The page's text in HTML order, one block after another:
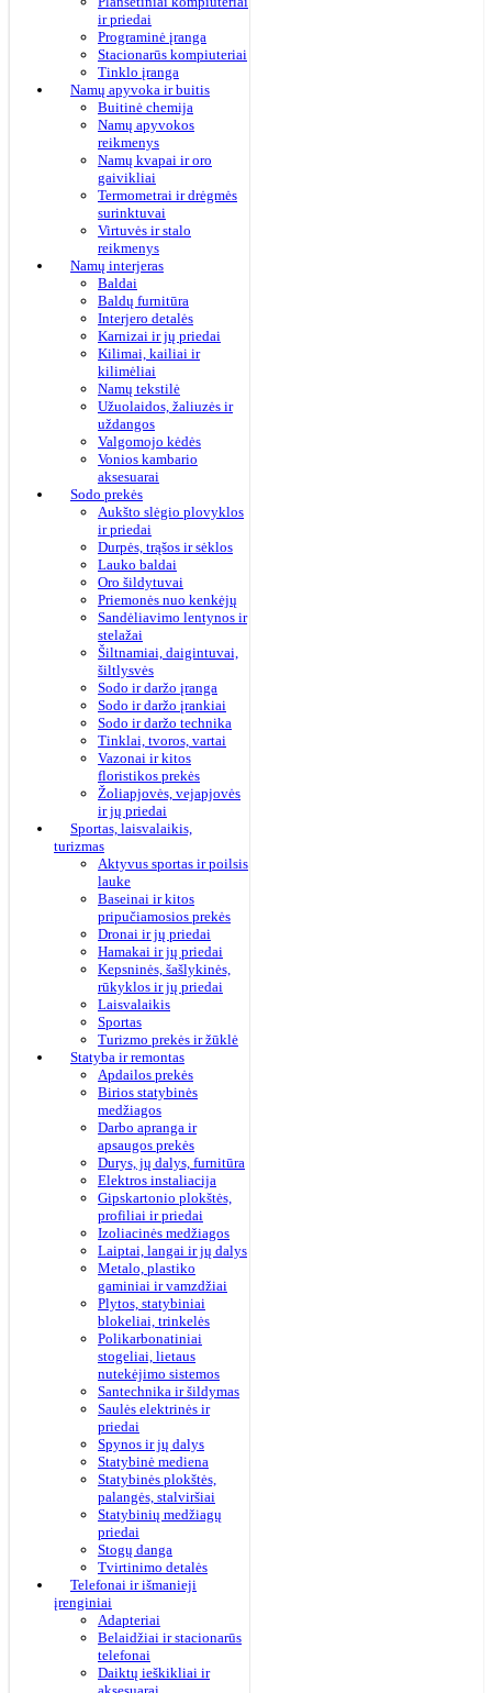
ir priedai
Programinė įranga
Stacionarūs kompiuteriai
Tinklo įranga
Namų apyvoka ir buitis
Buitinė chemija
Namų apyvokos
reikmenys
Namų kvapai ir oro
gaivikliai
Termometrai ir drėgmės
surinktuvai
Virtuvės ir stalo
reikmenys
Namų interjeras
Baldai
Baldų furnitūra
Interjero detalės
Karnizai ir jų priedai
Kilimai, kailiai ir
kilimėliai
Namų tekstilė
Užuolaidos, žaliuzės ir
uždangos
Valgomojo kėdės
Vonios kambario
aksesuarai
Sodo prekės
Aukšto slėgio plovyklos
ir priedai
Durpės, trąšos ir sėklos
Lauko baldai
Oro šildytuvai
Priemonės nuo kenkėjų
Sandėliavimo lentynos ir
stelažai
Šiltnamiai, daigintuvai,
šiltlysvės
Sodo ir daržo įranga
Sodo ir daržo įrankiai
Sodo ir daržo technika
Tinklai, tvoros, vartai
Vazonai ir kitos
floristikos prekės
Žoliapjovės, vejapjovės
ir jų priedai
Sportas, laisvalaikis,
turizmas
Aktyvus sportas ir poilsis
lauke
Baseinai ir kitos
pripučiamosios prekės
Dronai ir jų priedai
Hamakai ir jų priedai
Kepsninės, šašlykinės,
rūkyklos ir jų priedai
Laisvalaikis
Sportas
Turizmo prekės ir žūklė
Statyba ir remontas
Apdailos prekės
Birios statybinės
medžiagos
Darbo apranga ir
apsaugos prekės
Durys, jų dalys, furnitūra
Elektros instaliacija
Gipskartonio plokštės,
profiliai ir priedai
Izoliacinės medžiagos
Laiptai, langai ir jų dalys
Metalo, plastiko
gaminiai ir vamzdžiai
Plytos, statybiniai
blokeliai, trinkelės
Polikarbonatiniai
stogeliai, lietaus
nutekėjimo sistemos
Santechnika ir šildymas
Saulės elektrinės ir
priedai
Spynos ir jų dalys
Statybinė mediena
Statybinės plokštės,
palangės, stalviršiai
Statybinių medžiagų
priedai
Stogų danga
Tvirtinimo detalės
Telefonai ir išmanieji
įrenginiai
Adapteriai
Belaidžiai ir stacionarūs
telefonai
Daiktų ieškikliai ir